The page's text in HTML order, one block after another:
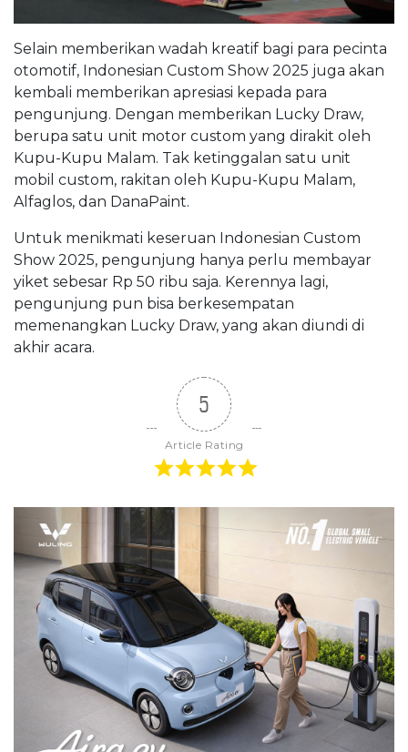
Selain memberikan wadah kreatif bagi para pecinta
otomotif, Indonesian Custom Show 2025 juga akan
kembali memberikan apresiasi kepada para
pengunjung. Dengan memberikan Lucky Draw,
berupa satu unit motor custom yang dirakit oleh
Kupu-Kupu Malam. Tak ketinggalan satu unit
mobil custom, rakitan oleh Kupu-Kupu Malam,
Alfaglos, dan DanaPaint.
Untuk menikmati keseruan Indonesian Custom
Show 2025, pengunjung hanya perlu membayar
yiket sebesar Rp 50 ribu saja. Kerennya lagi,
pengunjung pun bisa berkesempatan
memenangkan Lucky Draw, yang akan diundi di
akhir acara.
5
Article Rating